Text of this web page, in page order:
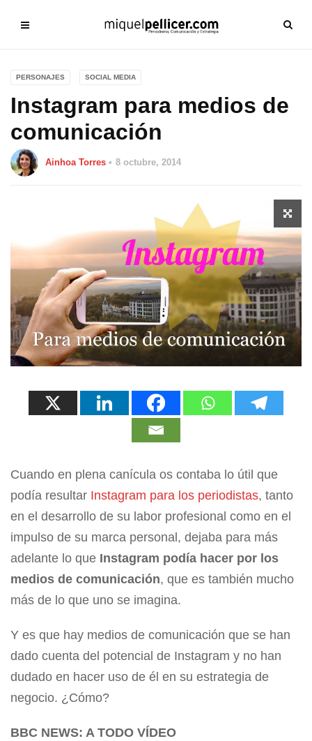
PERSONAJES SOCIAL MEDIA
Instagram para medios de
comunicación
Ainhoa Torres 8 octubre, 2014
Cuando en plena canícula os contaba lo útil que
podía resultar Instagram para los periodistas, tanto
en el desarrollo de su labor profesional como en el
impulso de su marca personal, dejaba para más
adelante lo que Instagram podía hacer por los
medios de comunicación, que es también mucho
más de lo que uno se imagina.
Y es que hay medios de comunicación que se han
dado cuenta del potencial de Instagram y no han
dudado en hacer uso de él en su estrategia de
negocio. ¿Cómo?
BBC NEWS: A TODO VÍDEO